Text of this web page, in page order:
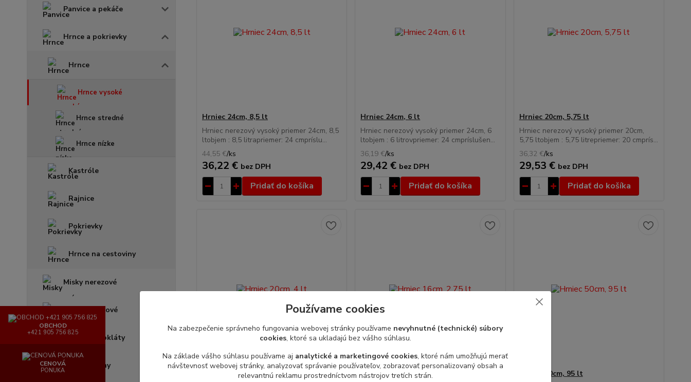
Panvice a pekáče
Hrnce a pokrievky
Hrnce
Hrnce vysoké
Hrnce stredné
Hrnce nízke
Kastróle
Rajnice
Pokrievky
Hrnce na cestoviny
Misky nerezové
Vedrá nerezové
Dosky, mäsokláty
Rošty, Plechy
Hrniec 24cm, 8,5 lt
Hrniec nerezový vysoký priemer 24cm, 8,5
ltobjem : 8,5 litrapriemer: 24 cmpríslu...
44,55 €/ks
36,22 € bez DPH
Pridať do košíka
Hrniec 24cm, 6 lt
Hrniec nerezový vysoký priemer 24cm, 6
ltobjem : 6 litrovpriemer: 24 cmpríslušen...
36,19 €/ks
29,42 € bez DPH
Pridať do košíka
Hrniec 20cm, 5,75 lt
Hrniec nerezový vysoký priemer 20cm,
5,75 ltobjem : 5,75 litrepriemer: 20 cmprís...
36,32 €/ks
29,53 € bez DPH
Pridať do košíka
Hrniec 20cm, 4 lt
Hrniec 16cm, 2,75 lt
Hrniec 50cm, 95 lt
OBCHOD
+421 905 756 825
CENOVÁ
PONUKA
Používame cookies
Na zabezpečenie správneho fungovania webovej stránky používame nevyhnutné (technické) súbory
cookies, ktoré sa ukladajú bez vášho súhlasu.
Na základe vášho súhlasu používame aj analytické a marketingové cookies, ktoré nám umožňujú merať
návštevnosť webovej stránky, analyzovať správanie používateľov, zobrazovať personalizovaný obsah a
relevantnú reklamu prostredníctvom nástrojov tretích strán.